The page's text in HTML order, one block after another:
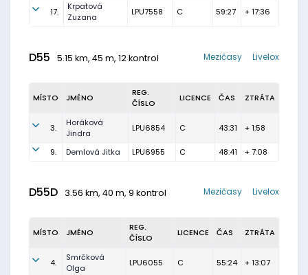
17.
Krpatová
Zuzana
LPU7558 C 59:27 + 17:36
D55 5.15 km, 45 m, 12 kontrol Livelox
Mezičasy
MÍSTO JMÉNO
REG.
ČÍSLO
LICENCE ČAS ZTRÁTA
3.
Horáková
Jindra
LPU6854 C 43:31 + 1:58
9. Demlová Jitka LPU6955 C 48:41 + 7:08
D55D 3.56 km, 40 m, 9 kontrol Livelox
Mezičasy
MÍSTO JMÉNO
REG.
ČÍSLO
LICENCE ČAS ZTRÁTA
4.
Smrčková
Olga
LPU6055 C 55:24 + 13:07